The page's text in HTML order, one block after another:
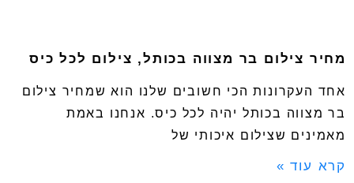
מחיר צילום בר מצווה בכותל, צילום לכל כיס
אחד העקרונות הכי חשובים שלנו הוא שמחיר צילום
בר מצווה בכותל יהיה לכל כיס. אנחנו באמת
מאמינים שצילום איכותי של
קרא עוד »